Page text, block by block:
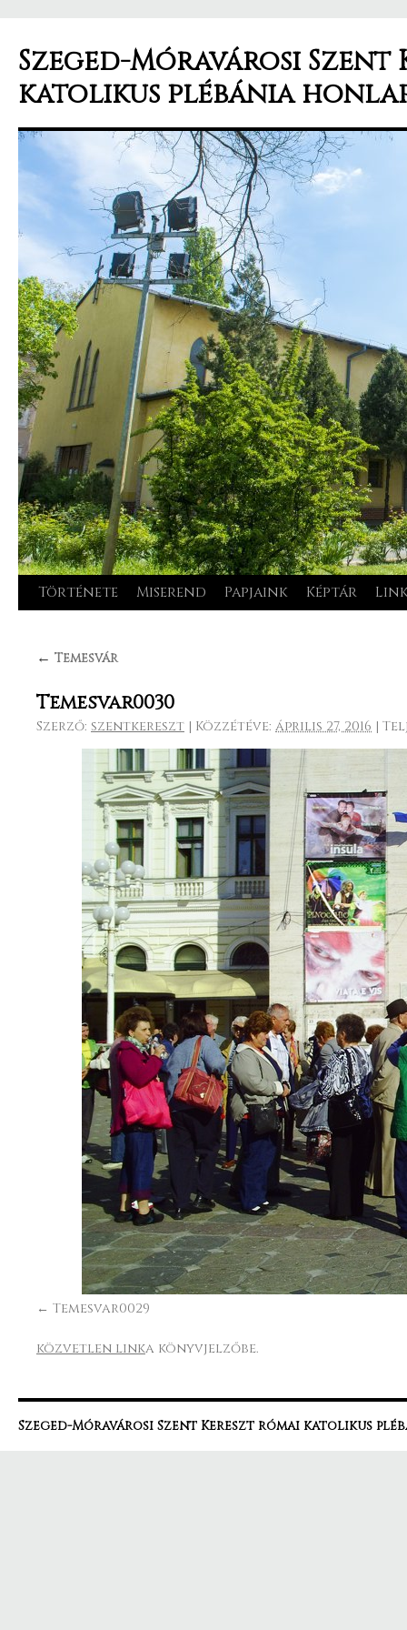
Szeged-Móravárosi Szent
katolikus plébánia
Kilépés
tartalomba
Története Miserend Papjaink Képtár
← Temesvár
Temesvar0030
Szerző: szentkereszt | Közzétéve: április 27, 2016 |
Temesvar0029
közvetlen linka könyvjelzőbe.
Szeged-Móravárosi Szent Kereszt római katolikus